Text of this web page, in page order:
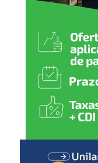
maio,
o
direitos
em
gerem
mais
todos”,